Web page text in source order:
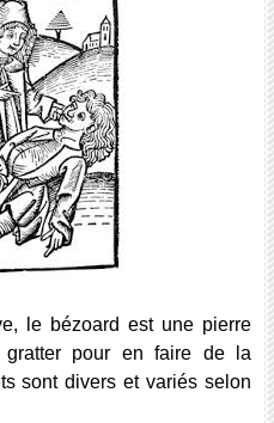
le bézoard est une pierre
gratter pour en faire de la
sont divers et variés selon